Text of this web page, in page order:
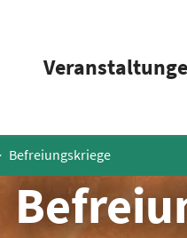
Befreiungskriege